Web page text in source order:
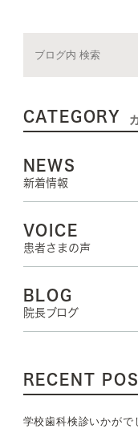
CATEGORY
NEWS
新着情報
VOICE
患者さまの声
BLOG
院長ブログ
RECENT
学校歯科検診いかがで